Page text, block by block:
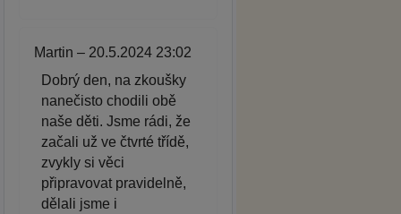
Martin – 20.5.2024 23:02
Dobrý den, na zkoušky
nanečisto chodili obě
naše děti. Jsme rádi, že
začali už ve čtvrté třídě,
zvykly si věci
připravovat pravidelně,
dělali jsme i